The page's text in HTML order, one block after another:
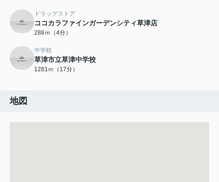
ドラッグストア
ココカラファインガーデンシティ草津店
288ｍ（4分）
中学校
草津市立草津中学校
1281ｍ（17分）
地図